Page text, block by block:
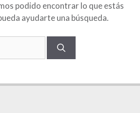
podido encontrar lo que estás
ayudarte una búsqueda.